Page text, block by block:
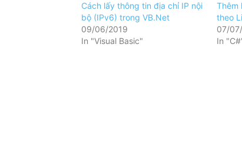
Cách lấy thông tin địa chỉ IP nội
bộ (IPv6) trong VB.Net
09/06/2019
In "Visual Basic"
Thêm
theo
07/
In